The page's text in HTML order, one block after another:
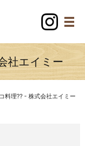
社エイミー
料理?? - 株式会社エイミー